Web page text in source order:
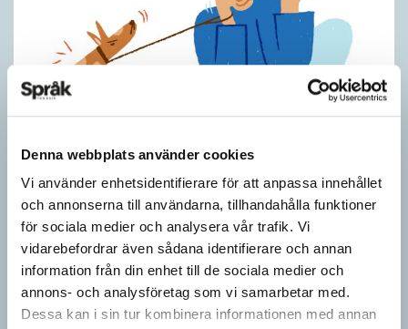
Denna webbplats använder cookies
Vi använder enhetsidentifierare för att anpassa innehållet
och annonserna till användarna, tillhandahålla funktioner
för sociala medier och analysera vår trafik. Vi
vidarebefordrar även sådana identifierare och annan
information från din enhet till de sociala medier och
annons- och analysföretag som vi samarbetar med.
Dessa kan i sin tur kombinera informationen med annan
Hundfiskare vill få någon på kroken
Fråga: Jag har hört om catfishing, men nu har jag sett
dogfishing användas om folks profiler på dejtningappar också.
Vad betyder det? Jona Svar: Både…